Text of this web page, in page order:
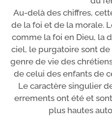
Au-​delà des chiffres,
de la foi et de la morale.
comme la foi en Dieu, la
ciel, le pur­ga­toire sont de
genre de vie des
de celui des enfants de
Le carac­tère sin­gu­lier
erre­ments ont été et
plus hautes